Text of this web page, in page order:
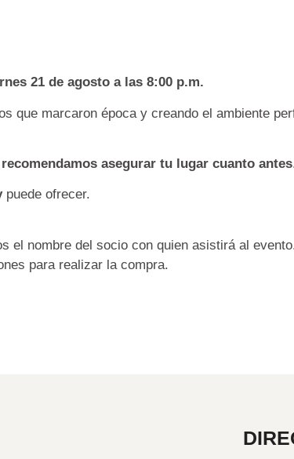
21 de agosto a las 8:00 p.m.
que marcaron época y creando el ambiente
asegurar tu lugar cuanto antes
puede ofrecer.
el nombre del socio con quien asistirá al
para realizar la compra.